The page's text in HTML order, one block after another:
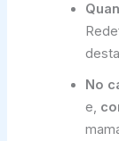
No
e,